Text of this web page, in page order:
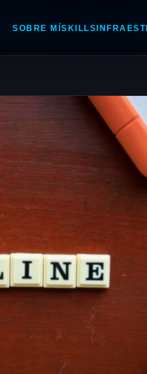
Extensiones PWA
SOBRE MÍSKILLS